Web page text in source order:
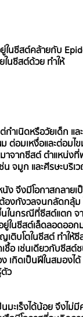
ในซีสต์คล้ายกับ
ในซีสต์ด้วย ทำให้
เนิดหรือวัยเด็ก แ
ต่อมเหงื่อและต่อ
จากซีสต์ ตำแหน่ง
จมูก และศีรษะบ
จึงมีโอกาสกลาย
องกังวลจนกลัดกลุ้
ในกรณีที่ซีสต์แตก
นซีสต์เล็ดลอดออก
ติบโตในซีสต์ ทำใ
เชื้อ เช่นเดียวกับ
เกิดเป็นฝีในสมองไ
ตัว
มะเร็งได้น้อย จึงไ